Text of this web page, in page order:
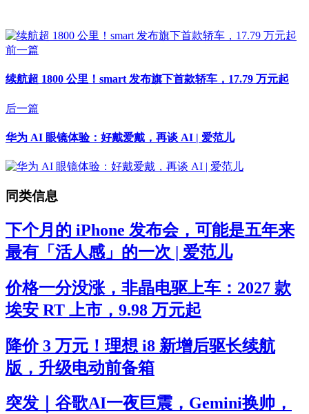
前一篇
续航超 1800 公里！smart 发布旗下首款轿车，17.79 万元起
后一篇
华为 AI 眼镜体验：好戴爱戴，再谈 AI | 爱范儿
同类信息
下个月的 iPhone 发布会，可能是五年来
最有「活人感」的一次 | 爱范儿
价格一分没涨，非晶电驱上车：2027 款
埃安 RT 上市，9.98 万元起
降价 3 万元！理想 i8 新增后驱长续航
版，升级电动前备箱
突发｜谷歌AI一夜巨震，Gemini换帅，